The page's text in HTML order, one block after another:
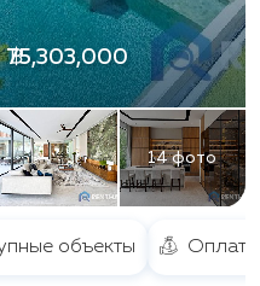
14 фото
฿ 75,303,000
объекты Оплата